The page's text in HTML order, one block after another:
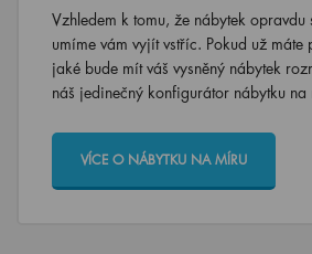
Vzhledem k tomu, že nábytek
umíme vám vyjít vstříc. Pokud už máte
jaké bude mít váš vysněný nábytek
náš jedinečný konfigurátor nábytku na
VÍCE O NÁBYTKU NA MÍRU